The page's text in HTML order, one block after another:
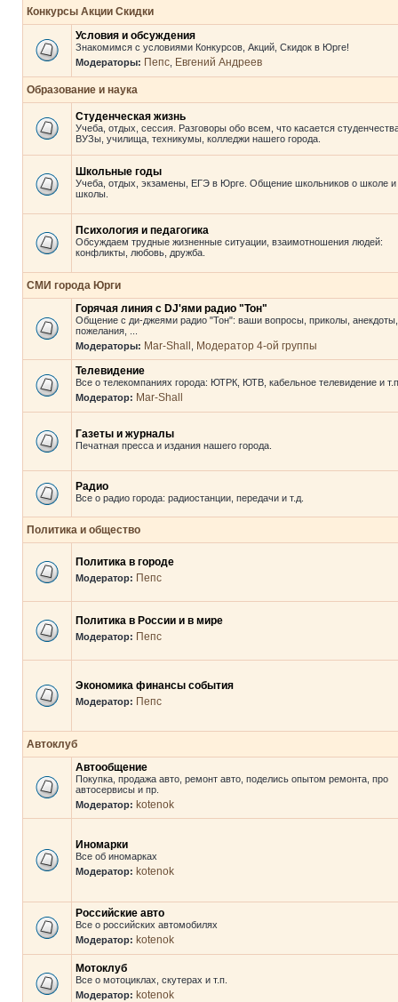
Конкурсы Акции Скидки
Условия и обсуждения
Знакомимся с условиями Конкурсов, Акций, Скидок в Юрге!
Модераторы: Пепс Евгений Андреев
Образование и наука
Студенческая жизнь
Учеба, отдых, сессия. Разговоры обо всем, что касается
ВУЗы, училища, техникумы, колледжи нашего города.
Школьные годы
Учеба, отдых, экзамены, ЕГЭ в Юрге. Общение школьников о школе и
школы.
Психология и педагогика
Обсуждаем трудные жизненные ситуации, взаимотношения людей:
конфликты, любовь, дружба.
СМИ города Юрги
Горячая линия с DJ'ями радио "Тон"
Общение с ди-джеями радио "Тон": ваши вопросы, приколы, анекдоты,
пожелания, ...
Модераторы: Mar-Shall
Модератор 4-ой группы
Телевидение
Все о телекомпаниях города: ЮТРК, ЮТВ, кабельное телевидение и
Модератор: Mar-Shall
Газеты и журналы
Печатная пресса и издания нашего города.
Радио
Все о радио города: радиостанции, передачи и т.д.
Политика и общество
Политика в городе
Модератор: Пепс
Политика в России и в мире
Модератор: Пепс
Экономика финансы события
Модератор: Пепс
Автоклуб
Автообщение
Покупка, продажа авто, ремонт авто, поделись опытом ремонта, про
автосервисы и пр.
Модератор: kotenok
Иномарки
Все об иномарках
Модератор: kotenok
Российские авто
Все о российских автомобилях
Модератор: kotenok
Мотоклуб
Все о мотоциклах, скутерах и т.п.
Модератор: kotenok